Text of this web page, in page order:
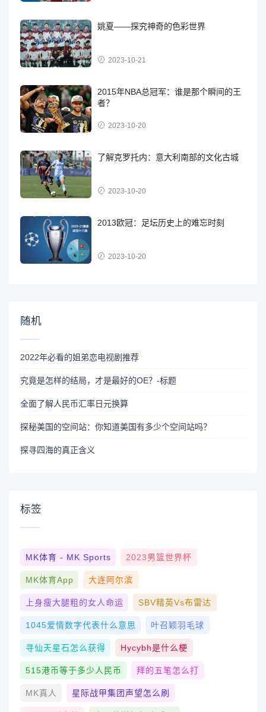
姚夏——探究神奇的色彩世界
2023-10-21
2015年NBA总冠军：谁是那个瞬间的王
者？
2023-10-20
了解克罗托内：意大利南部的文化古城
2023-10-20
2013欧冠：足坛历史上的难忘时刻
2023-10-20
随机
2022年必看的姐弟恋电视剧推荐
究竟是怎样的结局，才是最好的OE？-标题
全面了解人民币汇率日元换算
探秘美国的空间站：你知道美国有多少个空间站吗？
探寻四海的真正含义
标签
MK体育 - MK Sports 2023男篮世界杯
MK体育App 大连阿尔滨
上身瘦大腿粗的女人命运 SBV精英vs布雷达
1045爱情数字代表什么意思 叶召颖羽毛球
寻仙天星石怎么获得 Hycybh是什么梗
515港币等于多少人民币 拜的五笔怎么打
MK真人 星际战甲集团声望怎么刷